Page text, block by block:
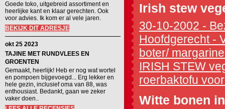
Goede toko, uitgebreid assortiment en
heerlijke kant en klaar gerechten. Ook
voor advies. Ik kom er al vele jaren.
BEKIJK DIT ADRESJE
okt 25 2023
TAJINE MET RUNDVLEES EN
GROENTEN
Gemaakt, heerlijk! Heb er nog wat wortel
en pompoen bijgevoegd... Erg lekker en
hele gezin, inclusief oma van 88, was
enthousiast. Bedankt, gaan we zeker
vaker doen..
Irish stew
30-10-2002 -
Hoofdgerecht -
boter/
IRISH STEW
roerbaktofu
Witte bonen